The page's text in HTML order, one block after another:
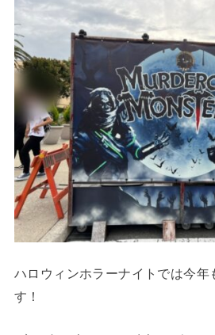
ハロウィンホラーナイトでは今年
す！